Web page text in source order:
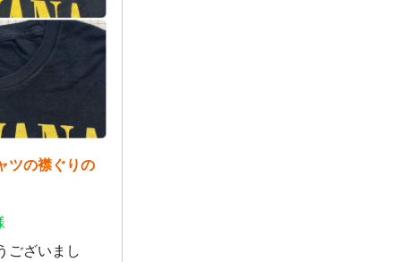
ツの襟ぐりの
ございまし